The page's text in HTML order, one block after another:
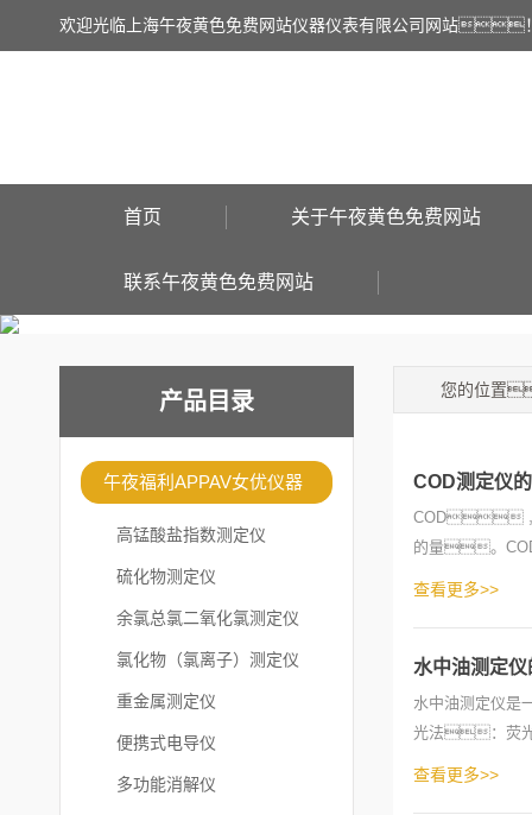
欢迎光临上海午夜黄色免费网站仪器仪表有限公司网站
首页 关于午夜黄色免费网站
联系午夜黄色免费网站
产品目录
午夜福利APPAV女优仪器
高锰酸盐指数测定仪
硫化物测定仪
余氯总氯二氧化氯测定仪
氯化物（氯离子）测定仪
重金属测定仪
便携式电导仪
多功能消解仪
您的位置
COD测定仪
COD，
的量。
计测量方法等
查看更多>>
水中油测定
水中油测定仪
光法：荧光
度与水中油分
查看更多>>